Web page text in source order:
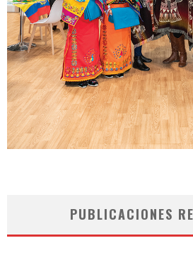
PUBLICACIONES